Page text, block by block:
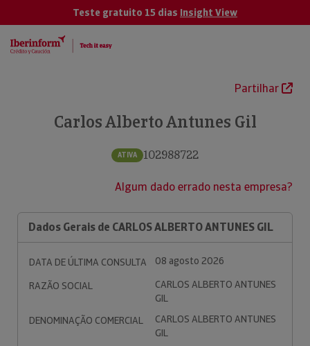
Teste gratuito 15 dias Insight View
Partilhar
Carlos Alberto Antunes Gil
ATIVA 102988722
Algum dado errado nesta empresa?
Dados Gerais de CARLOS ALBERTO ANTUNES GIL
DATA DE ÚLTIMA CONSULTA
08 agosto 2026
RAZÃO SOCIAL
CARLOS ALBERTO ANTUNES
GIL
DENOMINAÇÃO COMERCIAL
CARLOS ALBERTO ANTUNES
GIL